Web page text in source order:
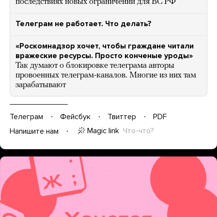
последствиях новых ограничений для ВС РФ
Телеграм не работает. Что делать?
«Роскомнадзор хочет, чтобы граждане читали
вражеские ресурсы. Просто конченые уроды»
Так думают о блокировке телеграма авторы
провоенных телеграм-каналов. Многие из них там
зарабатывают
Телеграм Фейсбук Твиттер
PDF
Напишите нам
Magic link Что-что?